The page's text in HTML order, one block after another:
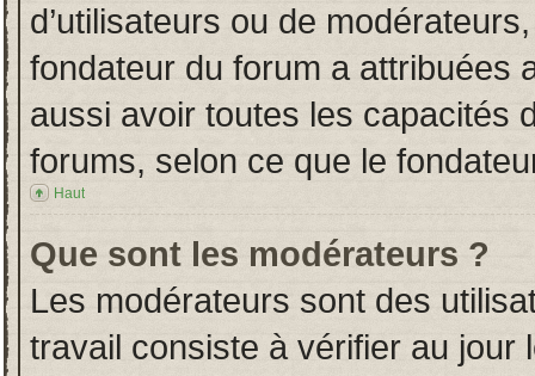
d’utilisateurs ou de
fondateur du forum a attribuées
aussi avoir toutes les capacités
forums, selon ce que le
Haut
Que sont les modérateurs ?
Les modérateurs sont des
travail consiste à vérifier au jour